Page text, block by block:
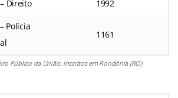
Direito 1992
Polícia
1161
Público da União: inscritos em Rondônia (RO)